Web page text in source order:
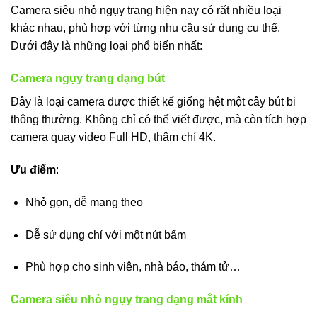
Camera siêu nhỏ ngụy trang hiện nay có rất nhiều loại
khác nhau, phù hợp với từng nhu cầu sử dụng cụ thể.
Dưới đây là những loại phổ biến nhất:
Camera ngụy trang dạng bút
Đây là loại camera được thiết kế giống hệt một cây bút bi
thông thường. Không chỉ có thể viết được, mà còn tích hợp
camera quay video Full HD, thậm chí 4K.
Ưu điểm:
Nhỏ gọn, dễ mang theo
Dễ sử dụng chỉ với một nút bấm
Phù hợp cho sinh viên, nhà báo, thám tử…
Camera siêu nhỏ ngụy trang dạng mắt kính